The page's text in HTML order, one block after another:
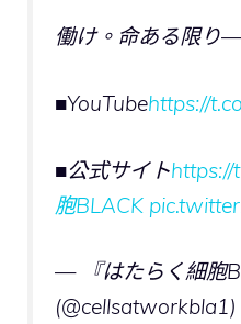
働け。命ある限り
■YouTubehttps://
■公式サイト
胞BLACK
— 『はたらく細胞
(@cellsatworkbla1)